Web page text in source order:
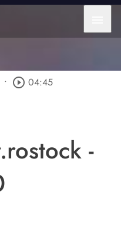
• play_circle_outline 04:45
-